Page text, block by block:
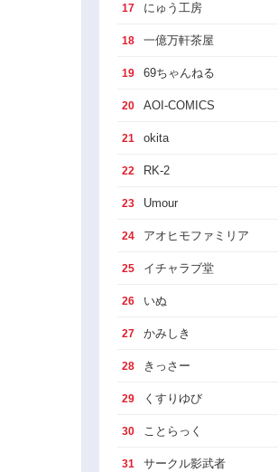
17 にゅう工房
18 一億万軒茶屋
19 69ちゃんねる
20 AOI-COMICS
21 okita
22 RK-2
23 Umour
24 アオヒモファミリア
25 イチャラブ堂
26 いぬ
27 かみしき
28 きっさー
29 くすりゆび
30 ことらっく
31 サークル影武者